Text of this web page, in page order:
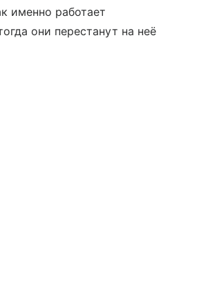
именно работает
они перестанут на неё